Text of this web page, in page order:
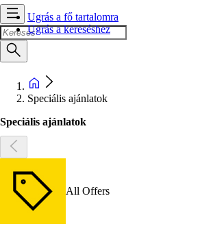
Ugrás a fő tartalomra
Ugrás a kereséshez
Speciális ajánlatok
Speciális ajánlatok
All Offers